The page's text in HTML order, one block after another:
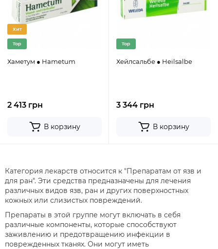
Хит
Top
Хаметум ● Hametum
2 413 грн
В корзину
Top
Хейлсальбе ● Heilsalbe
3 344 грн
В корзину
Категория лекарств относится к "Препаратам от язв и
для ран". Эти средства предназначены для лечения
различных видов язв, ран и других поверхностных
кожных или слизистых повреждений.
Препараты в этой группе могут включать в себя
различные компоненты, которые способствуют
заживлению и предотвращению инфекции в
поврежденных тканях. Они могут иметь